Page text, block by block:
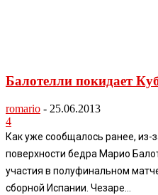
Балотелли покидает
romario - 25.06.2013
4
Как уже сообщалось ранее, из-
поверхности бедра Марио
участия в полуфинальном
сборной Испании. Чезаре...